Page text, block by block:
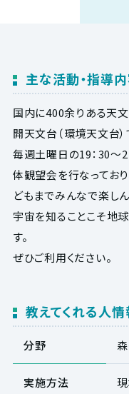
主な活動・指導
国内に400余りある天
開天文台（環境天文台）
毎週土曜日の19：30～
体観望会を行なってお
どもまでみんなで楽し
宇宙を知ることこそ地
す。
ぜひご利用ください。
教えてくれる人
分野
実施方法